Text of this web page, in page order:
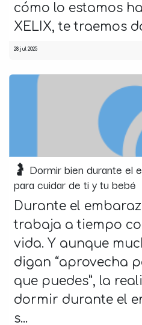
cómo lo estamos
XELIX, te traemos
28 jul 2025
🤰 Dormir bien durante el
para cuidar de ti y tu bebé
Durante el
trabaja a tiempo
vida. Y aunque
digan “aprovecha
que puedes”, la
dormir durante el
s...